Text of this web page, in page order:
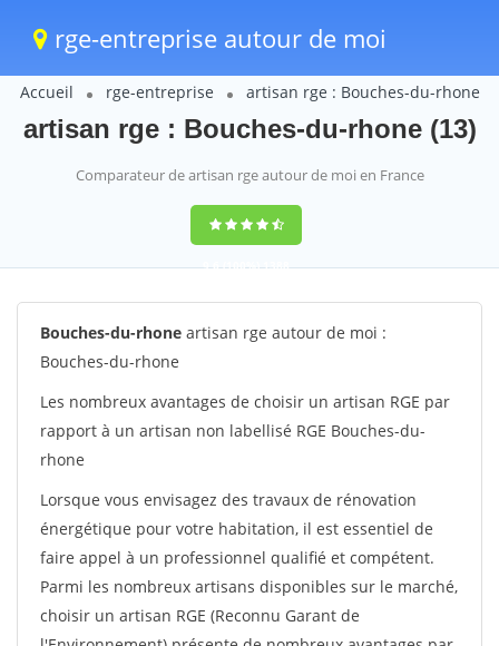
rge-entreprise autour de moi
Accueil rge-entreprise artisan rge : Bouches-du-rhone
artisan rge : Bouches-du-rhone (13)
Comparateur de artisan rge autour de moi en France
9,6(100%)1388
votes
Bouches-du-rhone artisan rge autour de moi :
Bouches-du-rhone
Les nombreux avantages de choisir un artisan RGE par
rapport à un artisan non labellisé RGE Bouches-du-
rhone
Lorsque vous envisagez des travaux de rénovation
énergétique pour votre habitation, il est essentiel de
faire appel à un professionnel qualifié et compétent.
Parmi les nombreux artisans disponibles sur le marché,
choisir un artisan RGE (Reconnu Garant de